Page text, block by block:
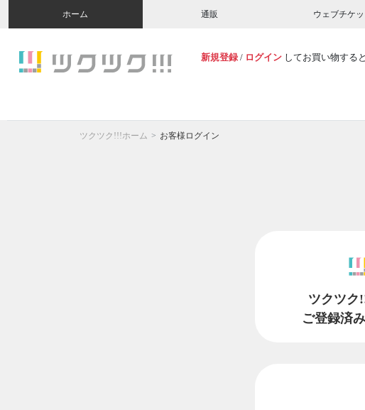
ホーム 通販 ウェブチケッ
新規登録 / ログイン してお買い物する
ツクツク!!!ホーム お客様ログイン
ツクツク
ご登録済